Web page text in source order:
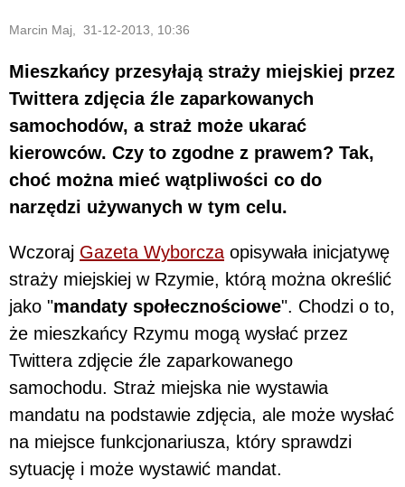
Marcin Maj, 31-12-2013, 10:36
Mieszkańcy przesyłają straży miejskiej przez
Twittera zdjęcia źle zaparkowanych
samochodów, a straż może ukarać
kierowców. Czy to zgodne z prawem? Tak,
choć można mieć wątpliwości co do
narzędzi używanych w tym celu.
Wczoraj Gazeta Wyborcza opisywała inicjatywę
straży miejskiej w Rzymie, którą można określić
jako "mandaty społecznościowe". Chodzi o to,
że mieszkańcy Rzymu mogą wysłać przez
Twittera zdjęcie źle zaparkowanego
samochodu. Straż miejska nie wystawia
mandatu na podstawie zdjęcia, ale może wysłać
na miejsce funkcjonariusza, który sprawdzi
sytuację i może wystawić mandat.